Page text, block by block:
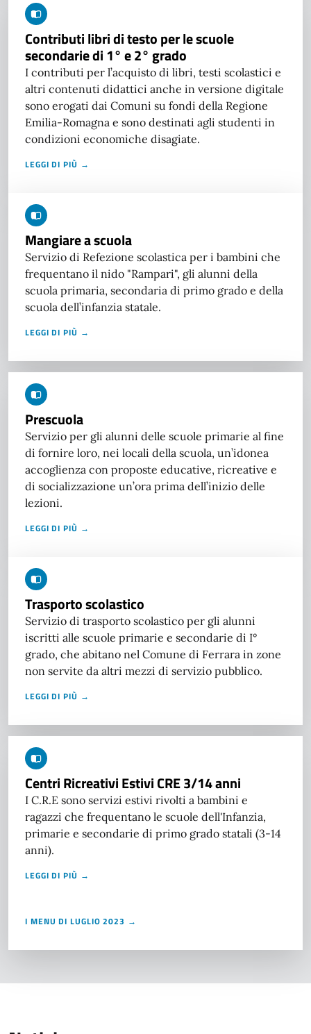
Contributi libri di testo per le scuole
secondarie di 1° e 2° grado
I contributi per l’acquisto di libri, testi scolastici e
altri contenuti didattici anche in versione digitale
sono erogati dai Comuni su fondi della Regione
Emilia-Romagna e sono destinati agli studenti in
condizioni economiche disagiate.
LEGGI DI PIÙ →
Mangiare a scuola
Servizio di Refezione scolastica per i bambini che
frequentano il nido "Rampari", gli alunni della
scuola primaria, secondaria di primo grado e della
scuola dell’infanzia statale.
LEGGI DI PIÙ →
Prescuola
Servizio per gli alunni delle scuole primarie al fine
di fornire loro, nei locali della scuola, un’idonea
accoglienza con proposte educative, ricreative e
di socializzazione un’ora prima dell’inizio delle
lezioni.
LEGGI DI PIÙ →
Trasporto scolastico
Servizio di trasporto scolastico per gli alunni
iscritti alle scuole primarie e secondarie di I°
grado, che abitano nel Comune di Ferrara in zone
non servite da altri mezzi di servizio pubblico.
LEGGI DI PIÙ →
Centri Ricreativi Estivi CRE 3/14 anni
I C.R.E sono servizi estivi rivolti a bambini e
ragazzi che frequentano le scuole dell'Infanzia,
primarie e secondarie di primo grado statali (3-14
anni).
LEGGI DI PIÙ →
I MENU DI LUGLIO 2023 →